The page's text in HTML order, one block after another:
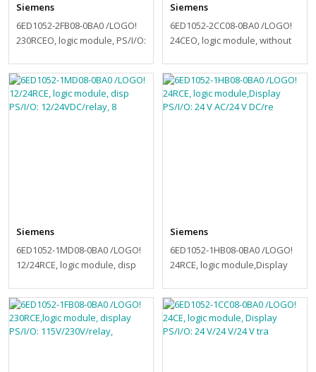
Siemens
6ED1052-2FB08-0BA0 /LOGO!
230RCEO, logic module, PS/I/O:
Siemens
6ED1052-2CC08-0BA0 /LOGO!
24CEO, logic module, without
Siemens
6ED1052-1MD08-0BA0 /LOGO!
12/24RCE, logic module, disp
Siemens
6ED1052-1HB08-0BA0 /LOGO!
24RCE, logic module,Display